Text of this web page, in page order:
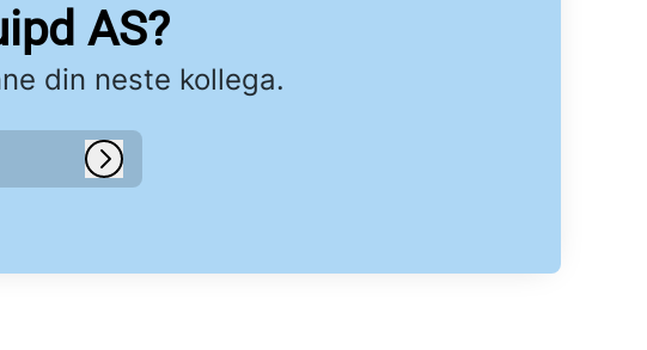
AS?
din neste kollega.
Logg inn